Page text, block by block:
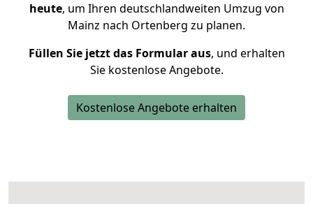
heute, um Ihren deutschlandweiten Umzug von
Mainz nach Ortenberg zu planen.
Füllen Sie jetzt das Formular aus, und erhalten
Sie kostenlose Angebote.
Kostenlose Angebote erhalten